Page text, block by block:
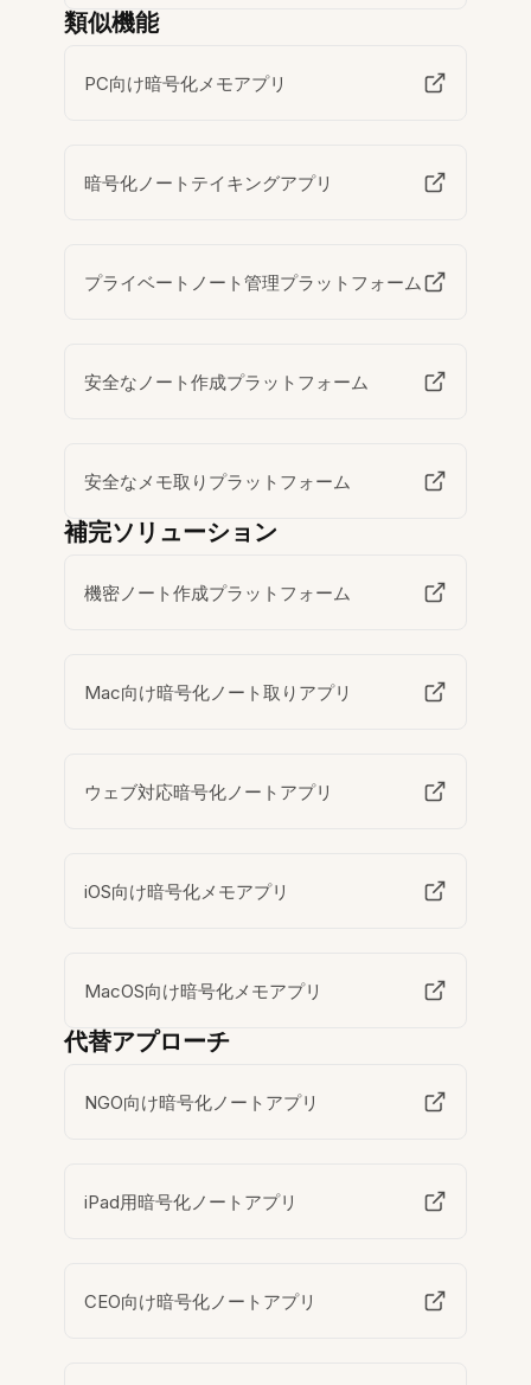
類似機能
PC向け暗号化メモアプリ
暗号化ノートテイキングアプリ
プライベートノート管理プラットフォーム
安全なノート作成プラットフォーム
安全なメモ取りプラットフォーム
補完ソリューション
機密ノート作成プラットフォーム
Mac向け暗号化ノート取りアプリ
ウェブ対応暗号化ノートアプリ
iOS向け暗号化メモアプリ
MacOS向け暗号化メモアプリ
代替アプローチ
NGO向け暗号化ノートアプリ
iPad用暗号化ノートアプリ
CEO向け暗号化ノートアプリ